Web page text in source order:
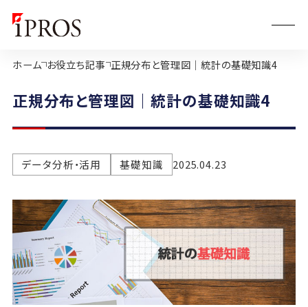
ホーム お役立ち記事 正規分布と管理図｜統計の基礎知識4
正規分布と管理図｜統計の基礎知識4
データ分析・活用 基礎知識 2025.04.23